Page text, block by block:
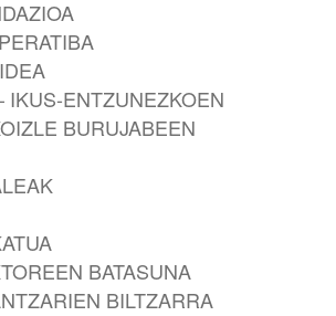
IKUS-ENTZUNEZKOEN
BURUJABEEN
BATASUNA
BILTZARRA